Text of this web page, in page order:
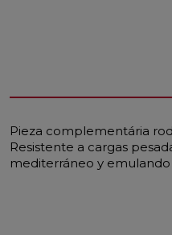
Pieza complementária
Resistente a cargas
mediterráneo y